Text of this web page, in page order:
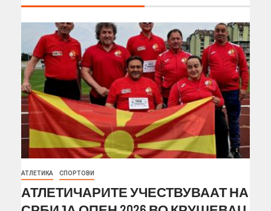
АТЛЕТИКА СПОРТОВИ
АТЛЕТИЧАРИТЕ УЧЕСТВУВААТ НА